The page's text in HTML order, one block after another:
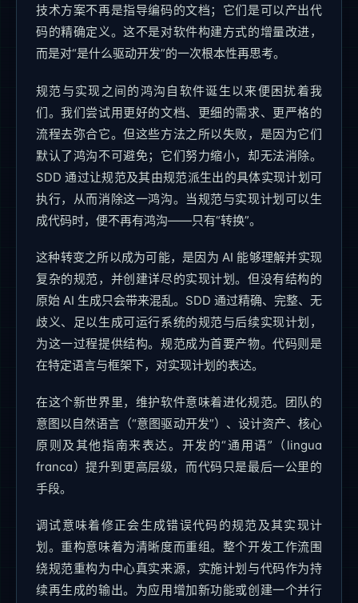
技术方案不再是指导编码的文档；它们是可以产出代
码的精确定义。这不是对软件构建方式的增量改进，
而是对“是什么驱动开发”的一次根本性再思考。
规范与实现之间的鸿沟自软件诞生以来便困扰着我
们。我们尝试用更好的文档、更细的需求、更严格的
流程去弥合它。但这些方法之所以失败，是因为它们
默认了鸿沟不可避免；它们努力缩小，却无法消除。
SDD 通过让规范及其由规范派生出的具体实现计划可
执行，从而消除这一鸿沟。当规范与实现计划可以生
成代码时，便不再有鸿沟——只有“转换”。
这种转变之所以成为可能，是因为 AI 能够理解并实现
复杂的规范，并创建详尽的实现计划。但没有结构的
原始 AI 生成只会带来混乱。SDD 通过精确、完整、无
歧义、足以生成可运行系统的规范与后续实现计划，
为这一过程提供结构。规范成为首要产物。代码则是
在特定语言与框架下，对实现计划的表达。
在这个新世界里，维护软件意味着进化规范。团队的
意图以自然语言（“意图驱动开发”）、设计资产、核心
原则及其他指南来表达。开发的“通用语”（lingua
franca）提升到更高层级，而代码只是最后一公里的
手段。
调试意味着修正会生成错误代码的规范及其实现计
划。重构意味着为清晰度而重组。整个开发工作流围
绕规范重构为中心真实来源，实施计划与代码作为持
续再生成的输出。为应用增加新功能或创建一个并行